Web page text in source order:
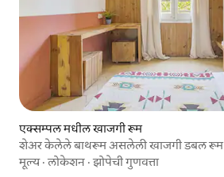
एक्सम्पल मधील खाजगी रूम
शेअर केलेले बाथरूम असलेली खाजगी डबल रूम
मूल्य·लोकेशन ·झोपेची गुणवत्ता